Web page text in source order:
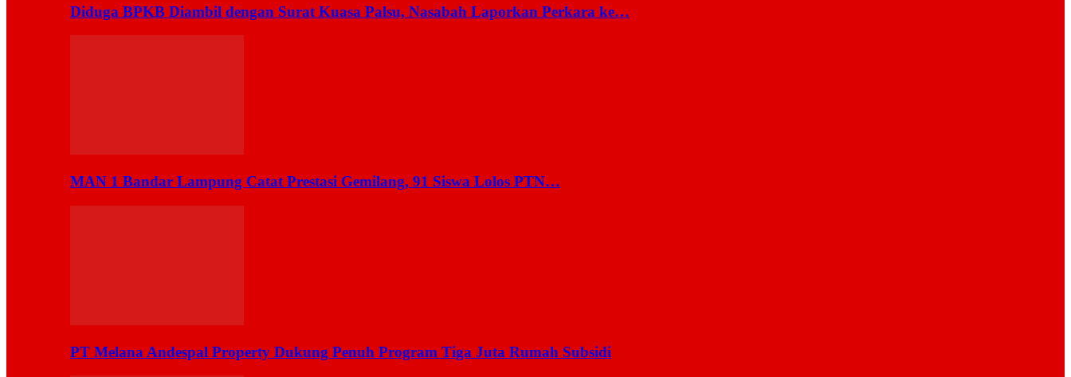
Diduga BPKB Diambil dengan Surat Kuasa Palsu, Nasabah Laporkan Perkara ke…
MAN 1 Bandar Lampung Catat Prestasi Gemilang, 91 Siswa Lolos PTN…
PT Melana Andespal Property Dukung Penuh Program Tiga Juta Rumah Subsidi